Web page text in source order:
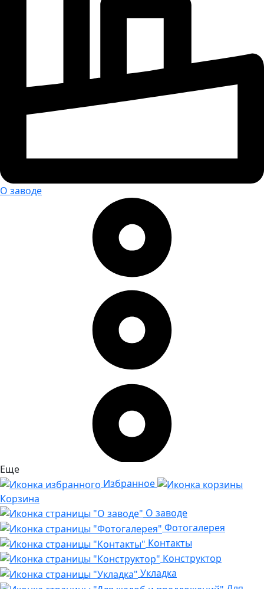
О заводе
Еще
Избранное
Корзина
О заводе
Фотогалерея
Контакты
Конструктор
Укладка